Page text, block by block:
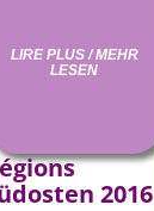
LIRE PLUS / MEHR
LESEN
2016